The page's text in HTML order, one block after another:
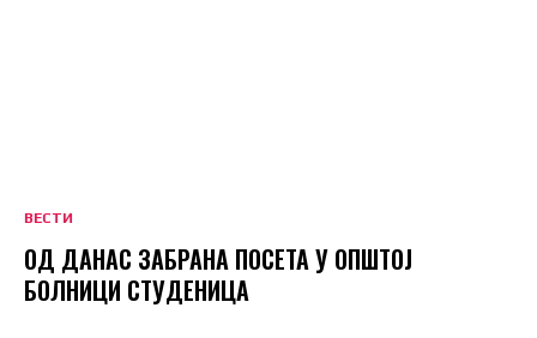
ВЕСТИ
ОД ДАНАС ЗАБРАНА ПОСЕТА У ОПШТОЈ
БОЛНИЦИ СТУДЕНИЦА